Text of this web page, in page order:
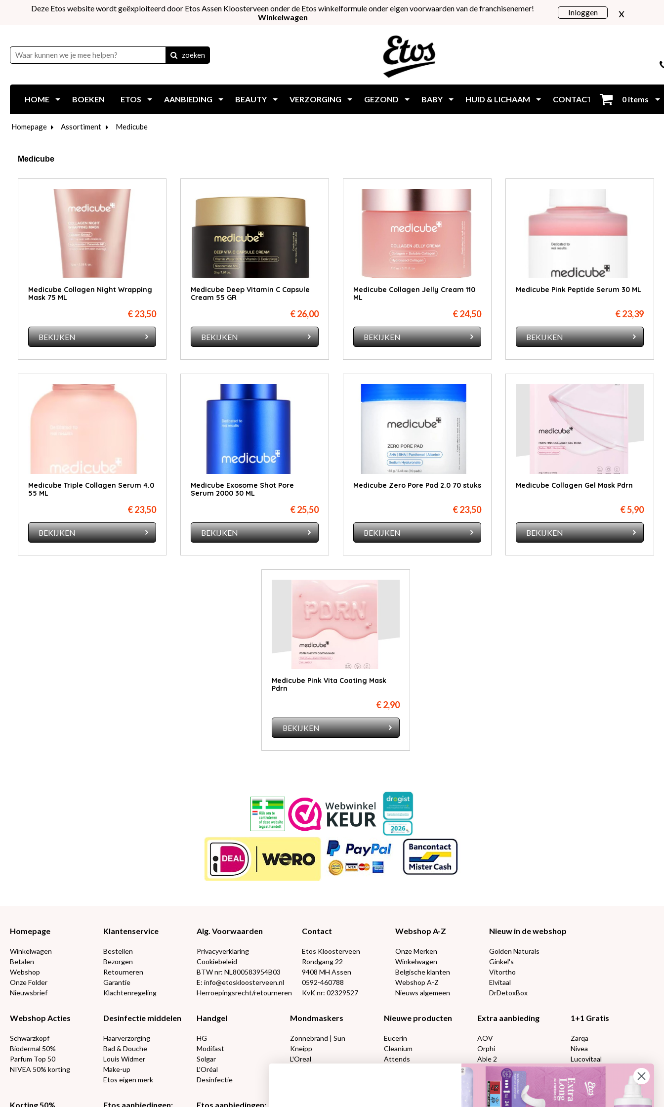
Deze Etos website wordt geëxploiteerd door Etos Assen Kloosterveen onder de Etos winkelformule onder eigen voorwaarden van de franchisenemer!
Winkelwagen
Inloggen x
zoeken
HOME BOEKEN ETOS AANBIEDING BEAUTY VERZORGING GEZOND BABY HUID & LICHAAM CONTACT Inloggen
0 items
Homepage Assortiment Medicube
Medicube
Medicube Collagen Night Wrapping
Mask 75 ML
€ 23,50
BEKIJKEN
Medicube Deep Vitamin C Capsule
Cream 55 GR
€ 26,00
BEKIJKEN
Medicube Collagen Jelly Cream 110
ML
€ 24,50
BEKIJKEN
Medicube Pink Peptide Serum 30 ML
€ 23,39
BEKIJKEN
Medicube Triple Collagen Serum 4.0
55 ML
€ 23,50
BEKIJKEN
Medicube Exosome Shot Pore
Serum 2000 30 ML
€ 25,50
BEKIJKEN
Medicube Zero Pore Pad 2.0 70 stuks
€ 23,50
BEKIJKEN
Medicube Collagen Gel Mask Pdrn
€ 5,90
BEKIJKEN
Medicube Pink Vita Coating Mask
Pdrn
€ 2,90
BEKIJKEN
Homepage
Winkelwagen
Betalen
Webshop
Onze Folder
Nieuwsbrief
Klantenservice
Bestellen
Bezorgen
Retourneren
Garantie
Klachtenregeling
Alg. Voorwaarden
Privacyverklaring
Cookiebeleid
BTW nr: NL800583954B03
E: info@etoskloosterveen.nl
Herroepingsrecht/retourneren
Contact
Etos Kloosterveen
Rondgang 22
9408 MH Assen
0592-460788
KvK nr: 02329527
Webshop A-Z
Onze Merken
Winkelwagen
Belgische klanten
Webshop A-Z
Nieuws algemeen
Nieuw in de webshop
Golden Naturals
Ginkel's
Vitortho
Elvitaal
DrDetoxBox
Webshop Acties
Schwarzkopf
Biodermal 50%
Parfum Top 50
NIVEA 50% korting
Desinfectie middelen
Haarverzorging
Bad & Douche
Louis Widmer
Make-up
Etos eigen merk
Handgel
HG
Modifast
Solgar
L'Oréal
Desinfectie
Mondmaskers
Zonnebrand | Sun
Kneipp
L'Oreal
Nieuwe producten
Eucerin
Cleanium
Attends
Extra aanbieding
AOV
Orphi
Able 2
Florame
Proviform
1+1 Gratis
Zarqa
Nivea
Lucovitaal
Kneipp
Therme
Korting 50% Etos aanbiedingen: Etos aanbiedingen: Etos aanbiedingen: